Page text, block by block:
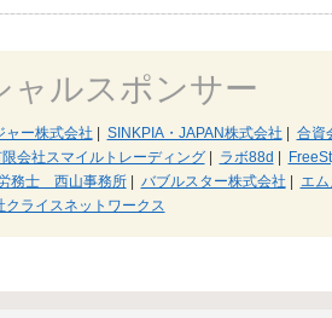
ャルスポンサー
ャー株式会社 SINKPIA・JAPAN株式会社 合資
会社スマイルトレーディング| ラボ88d
務士 西山事務所| バブルスター株式会社 エム
クライスネットワークス